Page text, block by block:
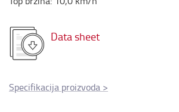
Data sheet
Specifikacija proizvoda >